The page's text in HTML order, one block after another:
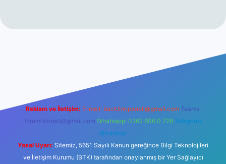
Reklam ve İletişim: E-mail: backlinkpaneli@gmail.com Teams:
forumhizmeti@gmail.com Whatsapp: 0262 606 0 726 Telegram:
@karabul
Yasal Uyarı: Sitemiz, 5651 Sayılı Kanun gereğince Bilgi Teknolojileri
ve İletişim Kurumu (BTK) tarafından onaylanmış bir Yer Sağlayıcı